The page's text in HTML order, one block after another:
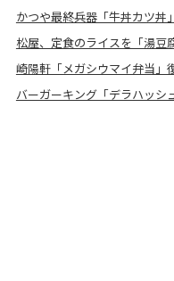
かつや最終兵器「牛丼カツ丼」
松屋、定食のライスを「湯豆
崎陽軒「メガシウマイ弁当」
バーガーキング「デラハッシ